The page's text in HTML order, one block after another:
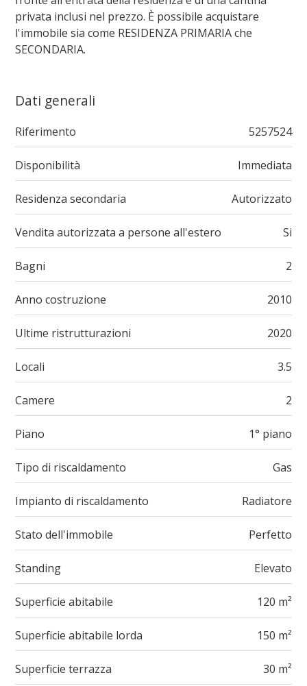
privata inclusi nel prezzo. È possibile acquistare
l'immobile sia come RESIDENZA PRIMARIA che
SECONDARIA.
Dati generali
Riferimento 5257524
Disponibilità Immediata
Residenza secondaria Autorizzato
Vendita autorizzata a persone all'estero Si
Bagni 2
Anno costruzione 2010
Ultime ristrutturazioni 2020
Locali 3.5
Camere 2
Piano 1° piano
Tipo di riscaldamento Gas
Impianto di riscaldamento Radiatore
Stato dell'immobile Perfetto
Standing Elevato
Superficie abitabile 120 m²
Superficie abitabile lorda 150 m²
Superficie terrazza 30 m²